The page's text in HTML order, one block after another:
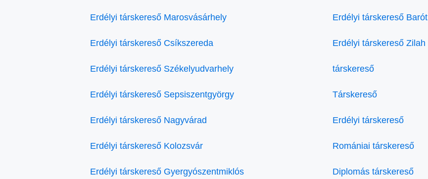
Erdélyi társkereső Marosvásárhely
Erdélyi társkereső Csíkszereda
Erdélyi társkereső Székelyudvarhely
Erdélyi társkereső Sepsiszentgyörgy
Erdélyi társkereső Nagyvárad
Erdélyi társkereső Kolozsvár
Erdélyi társkereső Gyergyószentmiklós
Erdélyi társkereső Barót
Erdélyi társkereső Zilah
társkereső
Társkereső
Erdélyi társkereső
Romániai társkereső
Diplomás társkereső